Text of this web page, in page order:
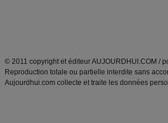
© 2011 copyright et éditeur AUJOURDHUI.COM /
Reproduction totale ou partielle interdite sans
Aujourdhui.com collecte et traite les données